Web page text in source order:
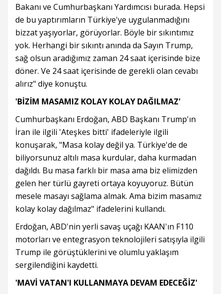
Bakanı ve Cumhurbaşkanı Yardımcısı burada. Hepsi
de bu yaptırımların Türkiye'ye uygulanmadığını
bizzat yaşıyorlar, görüyorlar. Böyle bir sıkıntımız
yok. Herhangi bir sıkıntı anında da Sayın Trump,
sağ olsun aradığımız zaman 24 saat içerisinde bize
döner. Ve 24 saat içerisinde de gerekli olan cevabı
alırız" diye konuştu.
'BİZİM MASAMIZ KOLAY KOLAY DAĞILMAZ'
Cumhurbaşkanı Erdoğan, ABD Başkanı Trump'ın
İran ile ilgili 'Ateşkes bitti' ifadeleriyle ilgili
konuşarak, "Masa kolay değil ya. Türkiye'de de
biliyorsunuz altılı masa kurdular, daha kurmadan
dağıldı. Bu masa farklı bir masa ama biz elimizden
gelen her türlü gayreti ortaya koyuyoruz. Bütün
mesele masayı sağlama almak. Ama bizim masamız
kolay kolay dağılmaz" ifadelerini kullandı.
Erdoğan, ABD'nin yerli savaş uçağı KAAN'ın F110
motorları ve entegrasyon teknolojileri satışıyla ilgili
Trump ile görüştüklerini ve olumlu yaklaşım
sergilendiğini kaydetti.
'MAVİ VATAN'I KULLANMAYA DEVAM EDECEĞİZ'